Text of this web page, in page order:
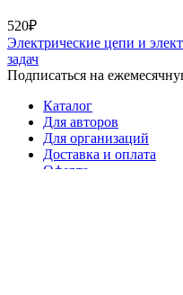
520₽
Электрические цепи и
задач
Подписаться на
Каталог
Для авторов
Для организаций
Доставка и оплата
Оферта